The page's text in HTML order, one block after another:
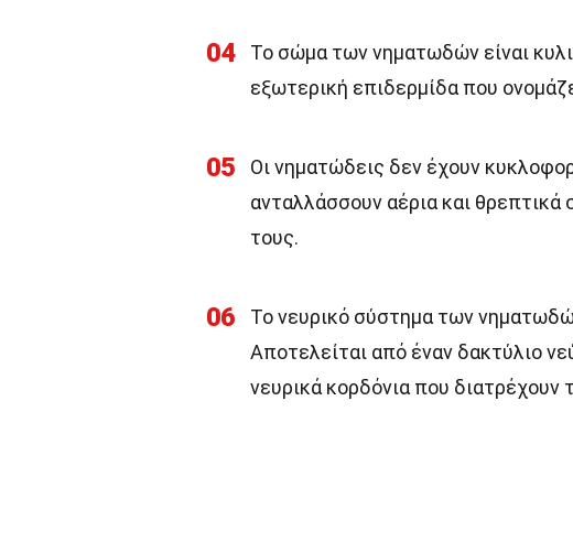
04
Το σώμα των νηματωδών είναι
εξωτερική επιδερμίδα που
05
Οι νηματώδεις δεν έχουν
ανταλλάσσουν αέρια και
τους.
06
Το νευρικό σύστημα των
Αποτελείται από έναν δακτύλιο
νευρικά κορδόνια που διατρέχουν